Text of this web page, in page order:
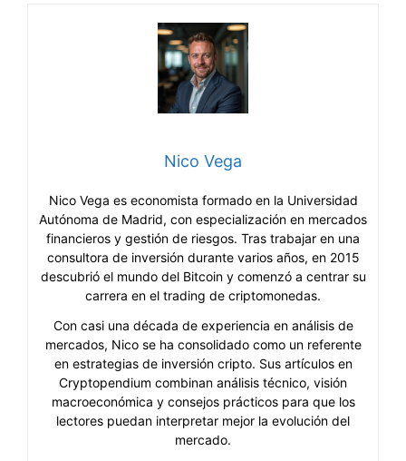
Nico Vega
Nico Vega es economista formado en la Universidad
Autónoma de Madrid, con especialización en mercados
financieros y gestión de riesgos. Tras trabajar en una
consultora de inversión durante varios años, en 2015
descubrió el mundo del Bitcoin y comenzó a centrar su
carrera en el trading de criptomonedas.
Con casi una década de experiencia en análisis de
mercados, Nico se ha consolidado como un referente
en estrategias de inversión cripto. Sus artículos en
Cryptopendium combinan análisis técnico, visión
macroeconómica y consejos prácticos para que los
lectores puedan interpretar mejor la evolución del
mercado.